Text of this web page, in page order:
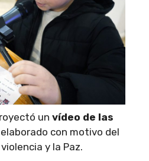
un vídeo de las
elaborado con motivo del
y la Paz.